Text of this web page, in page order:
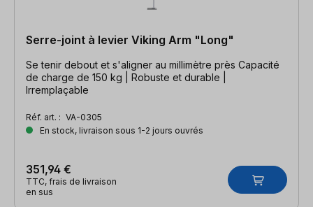
Serre-joint à levier Viking Arm "Long"
Se tenir debout et s'aligner au millimètre près Capacité
de charge de 150 kg | Robuste et durable |
Irremplaçable
Réf. art. : VA-0305
En stock, livraison sous 1-2 jours ouvrés
351,94 €
TTC, frais de livraison
en sus